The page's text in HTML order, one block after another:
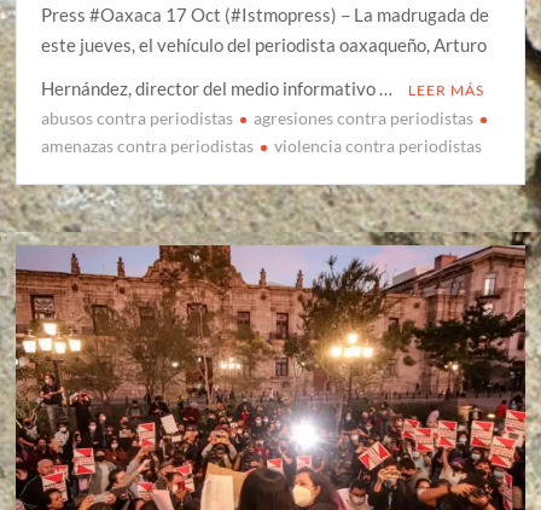
Press #Oaxaca 17 Oct (#Istmopress) – La madrugada de
este jueves, el vehículo del periodista oaxaqueño, Arturo
Hernández, director del medio informativo …
LEER MÁS
abusos contra periodistas
agresiones contra periodistas
amenazas contra periodistas
violencia contra periodistas